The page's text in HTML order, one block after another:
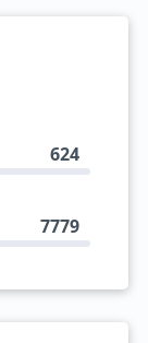
624
7779